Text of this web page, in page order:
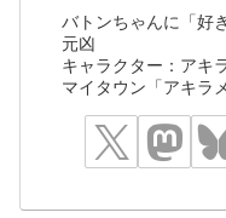
バトンちゃんに「好
元凶
キャラクター：アキ
マイタウン「アキラ